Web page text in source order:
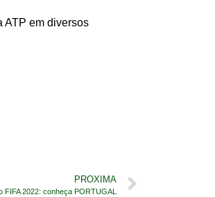
ATP em diversos
PROXIMA
FIFA 2022: conheça PORTUGAL